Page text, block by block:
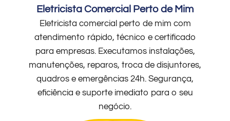
Eletricista Comercial Perto de Mim
Eletricista comercial perto de mim com
atendimento rápido, técnico e certificado
para empresas. Executamos instalações,
manutenções, reparos, troca de disjuntores,
quadros e emergências 24h. Segurança,
eficiência e suporte imediato para o seu
negócio.